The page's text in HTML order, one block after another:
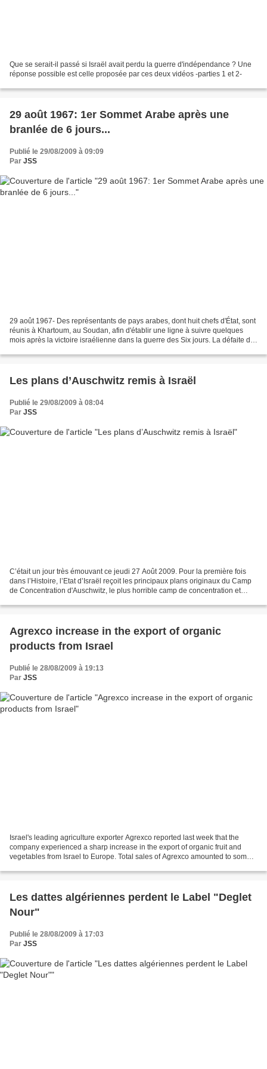
Que se serait-il passé si Israël avait perdu la guerre d'indépendance ? Une
réponse possible est celle proposée par ces deux vidéos -parties 1 et 2-
29 août 1967: 1er Sommet Arabe après une
branlée de 6 jours...
Publié le 29/08/2009 à 09:09
Par JSS
29 août 1967- Des représentants de pays arabes, dont huit chefs d'État, sont
réunis à Khartoum, au Soudan, afin d'établir une ligne à suivre quelques
mois après la victoire israélienne dans la guerre des Six jours. La défaite de
Les plans d’Auschwitz remis à Israël
Publié le 29/08/2009 à 08:04
Par JSS
C’était un jour très émouvant ce jeudi 27 Août 2009. Pour la première fois
dans l’Histoire, l’Etat d’Israël reçoit les principaux plans originaux du Camp
de Concentration d'Auschwitz, le plus horrible camp de concentration et
Agrexco increase in the export of organic
products from Israel
Publié le 28/08/2009 à 19:13
Par JSS
Israel's leading agriculture exporter Agrexco reported last week that the
company experienced a sharp increase in the export of organic fruit and
vegetables from Israel to Europe. Total sales of Agrexco amounted to some
Les dattes algériennes perdent le Label "Deglet
Nour"
Publié le 28/08/2009 à 17:03
Par JSS